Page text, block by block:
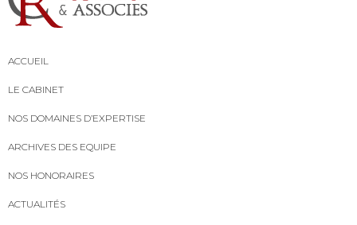
ACCUEIL
LE CABINET
NOS DOMAINES D’EXPERTISE
ARCHIVES DES EQUIPE
NOS HONORAIRES
ACTUALITÉS